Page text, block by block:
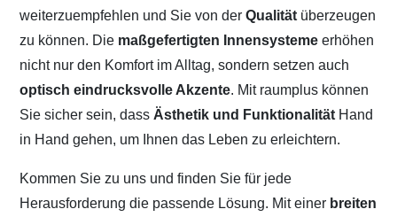
weiterzuempfehlen und Sie von derQualität überzeugen
zu können. Die maßgefertigten Innensystemeerhöhen
nicht nur den Komfort im Alltag, sondern setzen auch
optisch eindrucksvolle Akzente. Mit raumplus können
Sie sicher sein, dass Ästhetik und Funktionalität Hand
in Hand gehen, um Ihnen das Leben zu erleichtern.
Kommen Sie zu uns und finden Sie für jede
Herausforderung die passende Lösung. Mit einer breiten